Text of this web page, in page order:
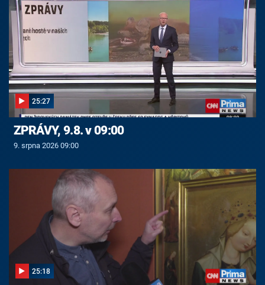
25:27
ZPRÁVY, 9.8. v 09:00
9. srpna 2026 09:00
25:18